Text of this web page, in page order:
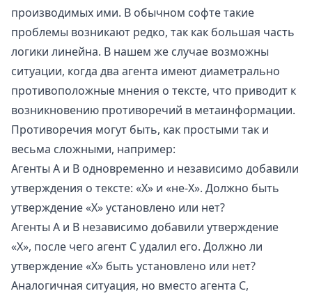
производимых ими. В обычном софте такие
проблемы возникают редко, так как большая часть
логики линейна. В нашем же случае возможны
ситуации, когда два агента имеют диаметрально
противоположные мнения о тексте, что приводит к
возникновению противоречий в метаинформации.
Противоречия могут быть, как простыми так и
весьма сложными, например:
Агенты А и B одновременно и независимо добавили
утверждения о тексте: «X» и «не-X». Должно быть
утверждение «X» установлено или нет?
Агенты A и B независимо добавили утверждение
«X», после чего агент C удалил его. Должно ли
утверждение «X» быть установлено или нет?
Аналогичная ситуация, но вместо агента C,